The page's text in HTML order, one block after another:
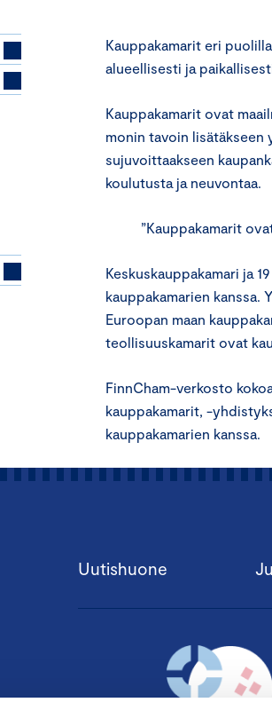
Kauppakamarit eri
alueellisesti ja
Kauppakamarit ovat
monin tavoin
sujuvoittaakseen
koulutusta ja neuvontaa.
”Kauppakamarit
Keskuskauppakamari ja
kauppakamarien kanssa.
Euroopan maan
teollisuuskamarit ovat
FinnCham-verkosto
kauppakamarit, -
kauppakamarien kanssa.
Uutishuone